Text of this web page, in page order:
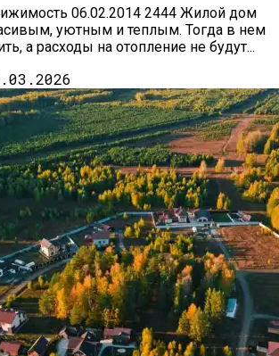
06.02.2014 2444 Жилой дом
уютным и теплым. Тогда в нем
а расходы на отопление не будут...